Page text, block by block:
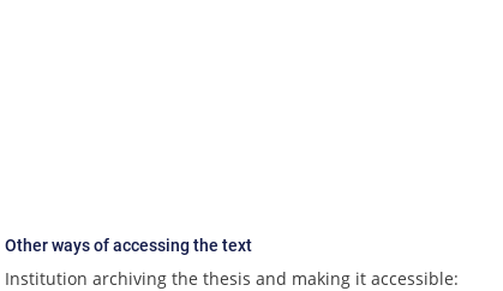
Other ways of accessing the text
Institution archiving the thesis and making it accessible: